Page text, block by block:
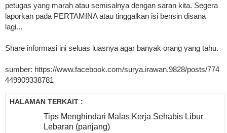
petugas yang marah atau semisalnya dengan saran kita. Segera
laporkan pada PERTAMINA atau tinggalkan isi bensin disana
lagi...
Share informasi ini seluas ­luasnya agar banyak orang yang tahu.
sumber: https://www.facebook.com/surya.irawan.9828/posts/774
449909338781
HALAMAN TERKAIT :
Tips Menghindari Malas Kerja Sehabis Libur
Lebaran (panjang)